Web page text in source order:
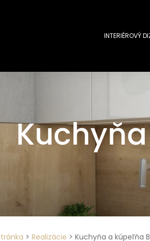
INTERIÉROVÝ
> Realizácie > Kuchyňa a kúpeľňa